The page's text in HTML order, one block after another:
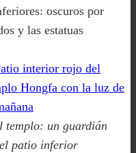
oscuros por
y las estatuas
templo: un guardián
patio inferior